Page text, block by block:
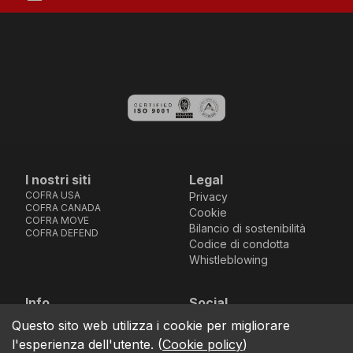
I nostri siti
COFRA USA
COFRA CANADA
COFRA MOVE
COFRA DEFEND
Legal
Privacy
Cookie
Bilancio di sostenibilità
Codice di condotta
Whistleblowing
Info
location_on
Via dell’Euro 53-57-59,
76121 Barletta - BT -
ITALIA
Social
Facebook
Instagram
Youtube
LinkedIn
Questo sito web utilizza i cookie per migliorare
l'esperienza dell'utente. (Cookie policy)